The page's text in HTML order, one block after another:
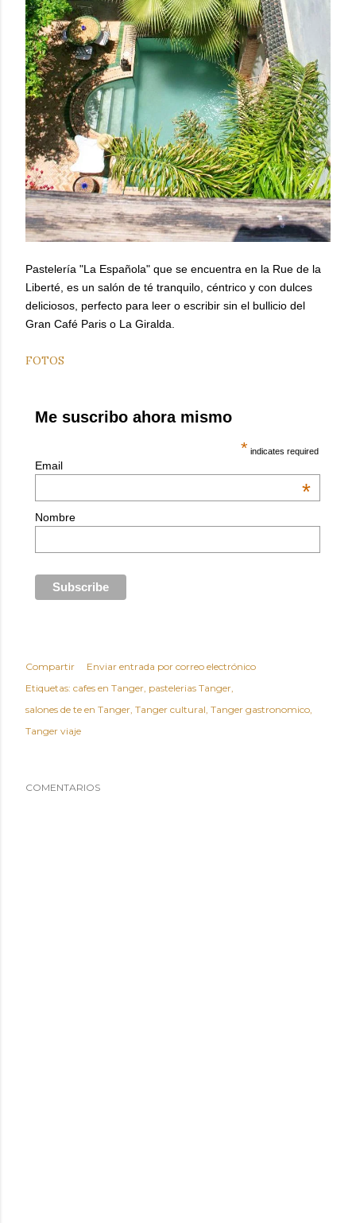
Pastelería "La Española" que se encuentra en la Rue de la
Liberté, es un salón de té tranquilo, céntrico y con dulces
deliciosos, perfecto para leer o escribir sin el bullicio del
Gran Café Paris o La Giralda.
FOTOS
Me suscribo ahora mismo
* indicates required
Email
*
Nombre
Compartir
Enviar entrada por correo electrónico
Etiquetas: cafes en Tanger pastelerias Tanger
salones de te en Tanger Tanger cultural Tanger gastronomico
Tanger viaje
COMENTARIOS